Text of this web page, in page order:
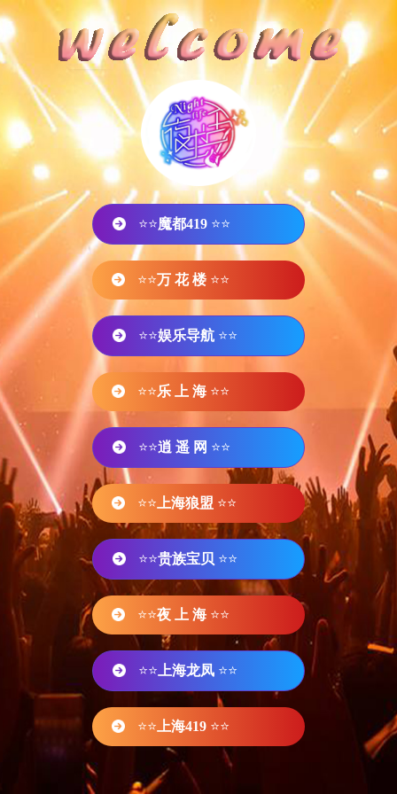
⭐⭐魔都419 ⭐⭐
⭐⭐万 花 楼 ⭐⭐
⭐⭐娱乐导航 ⭐⭐
⭐⭐乐 上 海 ⭐⭐
⭐⭐逍 遥 网 ⭐⭐
⭐⭐ 上海狼盟 ⭐⭐
⭐⭐贵族宝贝 ⭐⭐
⭐⭐夜 上 海 ⭐⭐
⭐⭐ 上海龙凤 ⭐⭐
⭐⭐ 上海419 ⭐⭐